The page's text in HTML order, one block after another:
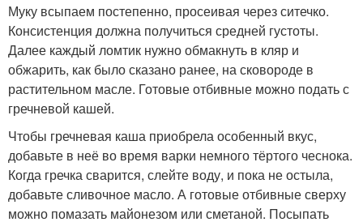
Муку всыпаем постепенно, просеивая через ситечко.
Консистенция должна получиться средней густоты.
Далее каждый ломтик нужно обмакнуть в кляр и
обжарить, как было сказано ранее, на сковороде в
растительном масле. Готовые отбивные можно подать с
гречневой кашей.
Чтобы гречневая каша приобрела особенный вкус,
добавьте в неё во время варки немного тёртого чеснока.
Когда гречка сварится, слейте воду, и пока не остыла,
добавьте сливочное масло. А готовые отбивные сверху
можно помазать майонезом или сметаной. Посыпать